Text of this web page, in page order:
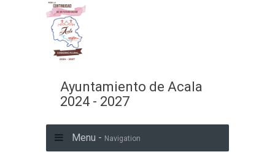
Ayuntamiento de Acala
2024 - 2027
Menu - Navigation